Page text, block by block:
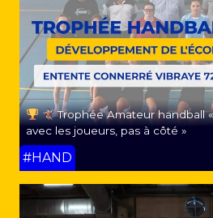
Trophée Amateur handball
avec les joueurs, pas à côté »
#HAND